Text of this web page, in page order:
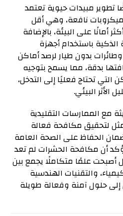
تطوير مبيدات حيوية تعتمد
نافعة، وهي أقل
أمانًا على البيئة، بالإضافة
الذكية باستخدام أجهزة
بدون طيار لرصد أماكن
بدقة، مما يسمح بتوجيه
تحتاج فعليًا إلى التدخل،
الأثر البيئي.
مع الممارسات التقليدية
لتحقيق مكافحة فعالة
الحفاظ على الصحة العامة
أن مكافحة الحشرات لم تعد
أصبحت علمًا متكاملًا يجمع بين
والتقنيات الهندسية
حلول آمنة وفعالة طويلة